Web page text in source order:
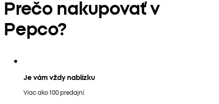
Prečo nakupovať v
Pepco?
Je vám vždy nablízku
Viac ako 100 predajní.